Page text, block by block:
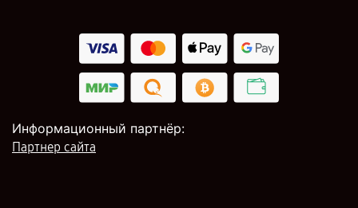
Информационный партнёр:
Партнер сайта